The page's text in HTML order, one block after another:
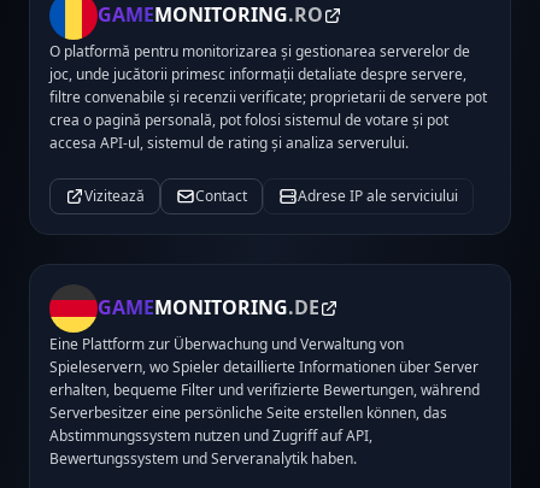
GAMEMONITORING.RO
O platformă pentru monitorizarea și gestionarea serverelor de
joc, unde jucătorii primesc informații detaliate despre servere,
filtre convenabile și recenzii verificate; proprietarii de servere pot
crea o pagină personală, pot folosi sistemul de votare și pot
accesa API-ul, sistemul de rating și analiza serverului.
Vizitează Contact Adrese IP ale serviciului
GAMEMONITORING.DE
Eine Plattform zur Überwachung und Verwaltung von
Spieleservern, wo Spieler detaillierte Informationen über Server
erhalten, bequeme Filter und verifizierte Bewertungen, während
Serverbesitzer eine persönliche Seite erstellen können, das
Abstimmungssystem nutzen und Zugriff auf API,
Bewertungssystem und Serveranalytik haben.